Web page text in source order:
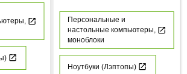
Персональные и
настольные компьютеры,
моноблоки
Ноутбуки (Лэптопы)